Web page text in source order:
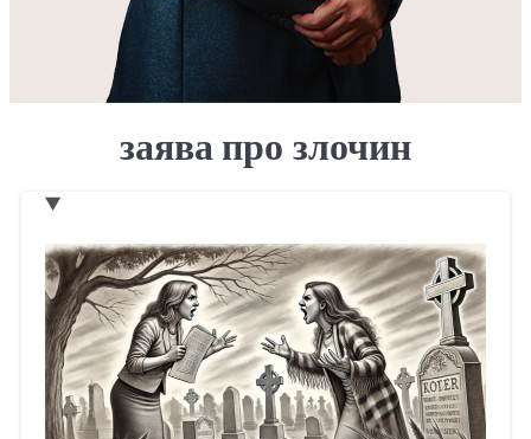
заява про злочин